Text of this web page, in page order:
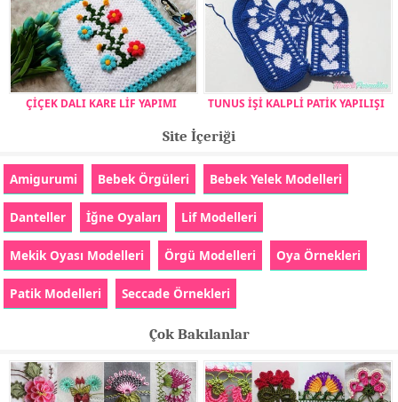
ÇİÇEK DALI KARE LİF YAPIMI TUNUS İŞİ KALPLİ PATİK YAPILIŞI
Site İçeriği
Amigurumi Bebek Örgüleri Bebek Yelek Modelleri
Danteller İğne Oyaları Lif Modelleri
Mekik Oyası Modelleri Örgü Modelleri Oya Örnekleri
Patik Modelleri Seccade Örnekleri
Çok Bakılanlar